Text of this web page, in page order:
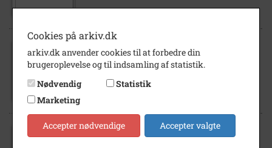
1936
Cookies på arkiv.dk
arkiv.dk anvender cookies til at forbedre din
brugeroplevelse og til indsamling af statistik.
Nødvendig
Statistik
Marketing
Accepter nødvendige Accepter valgte